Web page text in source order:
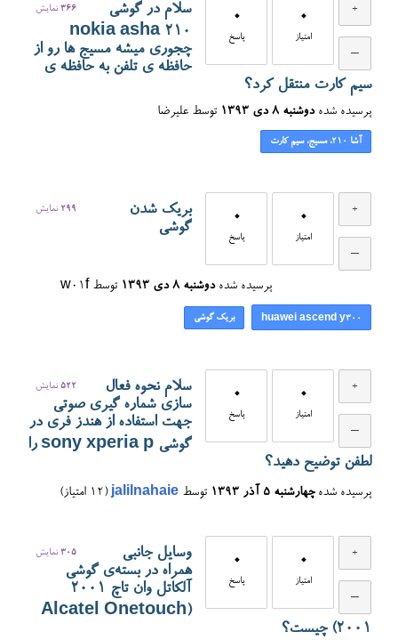
0
امتیاز
0
پاسخ
366 نمایش
سلام در گوشی
nokia asha 210
چجوری میشه مسیج ها رو از
حافظه ی تلفن به حافظه ی
سیم کارت منتقل کرد؟
پرسیده شده دوشنبه ۸ دی ۱۳۹۳ توسطعلیرضا
آشا 210، مسیج، سیم کارت
0
امتیاز
0
پاسخ
299 نمایش
بریک شدن
گوشی
پرسیده شده دوشنبه ۸ دی ۱۳۹۳ توسط w01f
huawei ascend y300 بریک گوشی
0
امتیاز
0
پاسخ
522 نمایش
سلام نحوه فعال
سازی شماره گیری صوتی
جهت استفاده از هندز فری در
گوشی sony xperia p را
لطفن توضیح دهید؟
پرسیده شده چهارشنبه ۵ آذر ۱۳۹۳ توسط jalilnahaie
(
12 امتیاز)
0
امتیاز
0
پاسخ
305 نمایش
وسایل جانبی
همراه در بسته‌ی گوشی
آلکاتل وان تاچ ۲۰۰۱
(Alcatel Onetouch
2001) چیست؟